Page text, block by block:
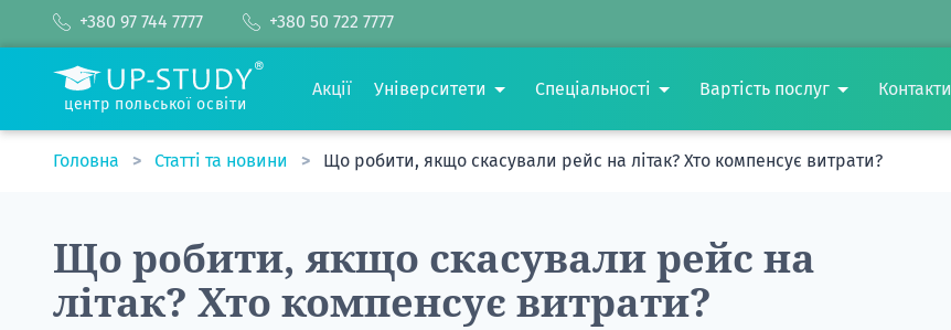
+380 97 744 7777 +380 50 722 7777
центр польської освіти
Акції Університети Спеціальності Вартість послуг Контакти
Головна Статті та новини Що робити, якщо скасували рейс на літак? Хто компенсує витрати?
Що робити, якщо скасували рейс на
літак? Хто компенсує витрати?